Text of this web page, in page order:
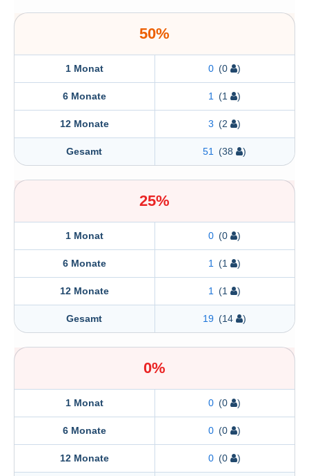
50%
1 Monat 0 (0 )
6 Monate 1 (1 )
12 Monate 3 (2 )
Gesamt 51 (38 )
25%
1 Monat 0 (0 )
6 Monate 1 (1 )
12 Monate 1 (1 )
Gesamt 19 (14 )
0%
1 Monat 0 (0 )
6 Monate 0 (0 )
12 Monate 0 (0 )